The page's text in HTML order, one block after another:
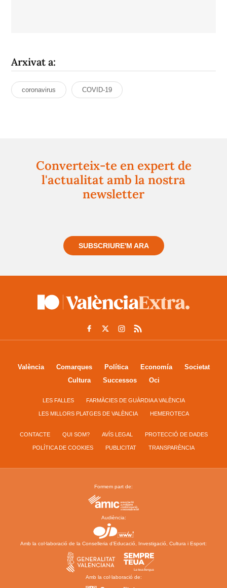
Arxivat a:
coronavirus COVID-19
Converteix-te en expert de
l'actualitat amb la nostra
newsletter
SUBSCRIURE'M ARA
València Comarques Política Economía
Societat
Cultura
Successos Oci
LES FALLES FARMÀCIES DE GUÀRDIA A VALÈNCIA
LES MILLORS PLATGES DE VALÈNCIA HEMEROTECA
CONTACTE QUI SOM? AVÍS LEGAL PROTECCIÓ DE DADES
POLÍTICA DE COOKIES PUBLICITAT TRANSPARÈNCIA
Formem part de:
Audiència:
Amb la col·laboració de la Conselleria d’Educació, Investigació, Cultura i Esport:
Amb la col·laboració de: